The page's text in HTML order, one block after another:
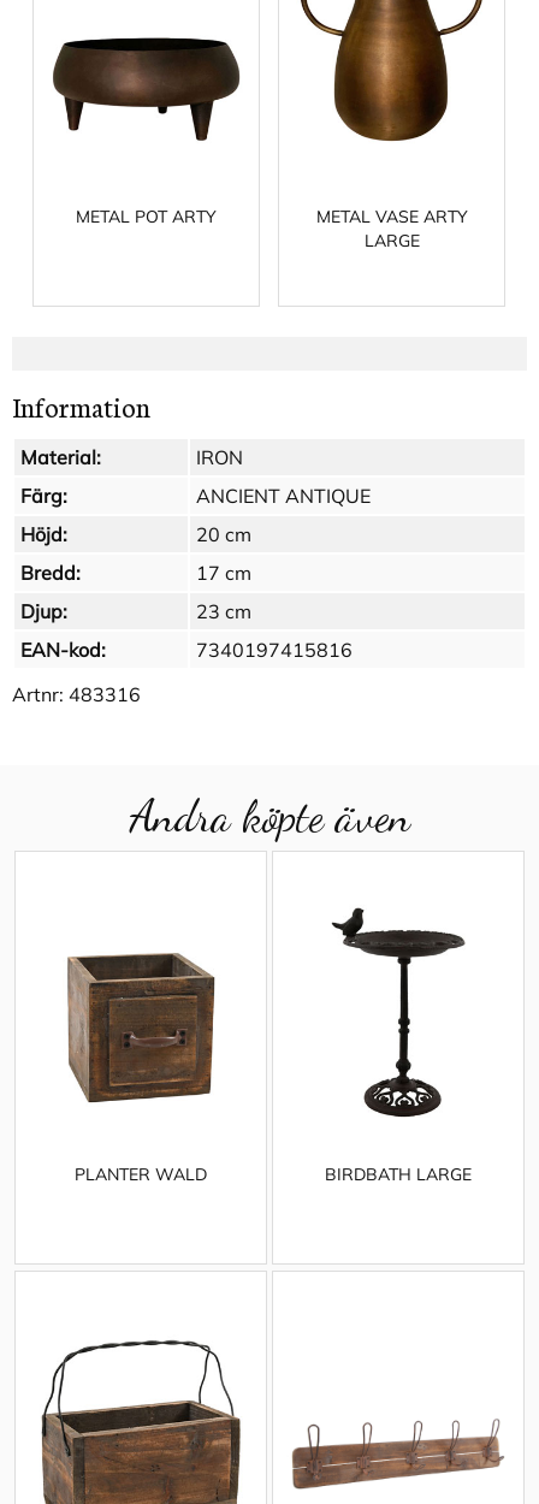
METAL POT ARTY
METAL VASE ARTY
LARGE
Information
Material:
IRON
Färg:
ANCIENT ANTIQUE
Höjd:
20 cm
Bredd:
17 cm
Djup:
23 cm
EAN-kod:
7340197415816
Artnr: 483316
Andra köpte även
PLANTER WALD BIRDBATH LARGE